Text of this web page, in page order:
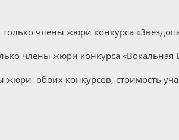
члены жюри конкурса
члены жюри конкурса «Вокальная
обоих конкурсов, стоимость